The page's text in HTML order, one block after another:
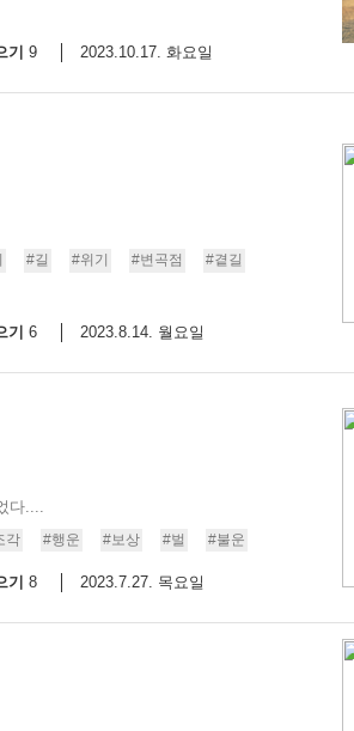
기 9 2023.10.17. 화요일
#길 #위기 #변곡점
#곁길
기 6 2023.8.14. 월요일
....
각 #행운 #보상 #벌 #불운
기 8 2023.7.27. 목요일